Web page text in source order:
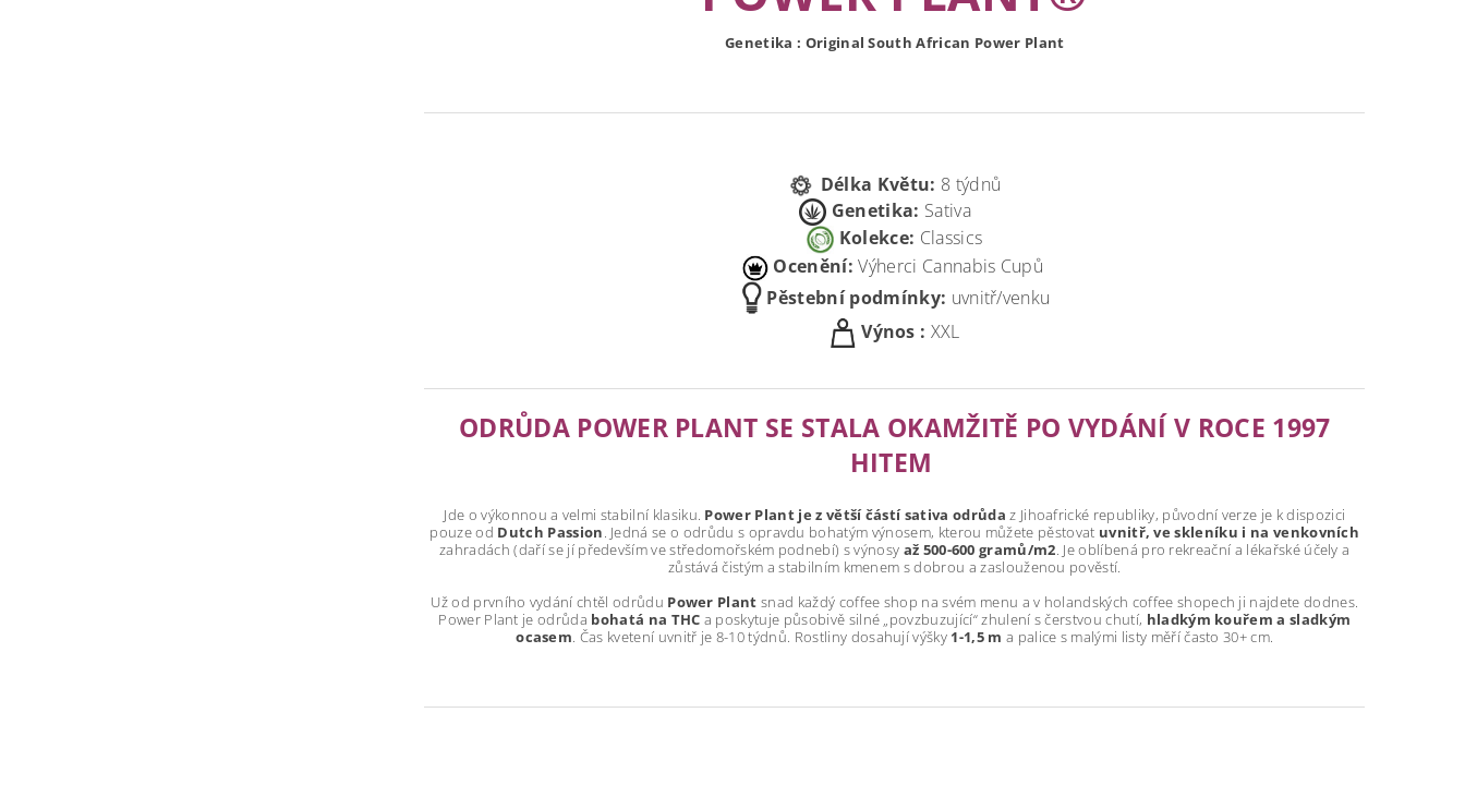
Genetika : Original South African Power Plant
Délka Květu: 8 týdnů
Genetika: Sativa
Kolekce: Classics
Ocenění:Výherci Cannabis Cupů
Pěstební podmínky: uvnitř/venku
Výnos : XXL
ODRŮDA POWER PLANT SE STALA OKAMŽITĚ PO VYDÁNÍ V ROCE 1997
HITEM
Jde o výkonnou a velmi stabilní klasiku. Power Plant je z větší částí sativa odrůda z Jihoafrické republiky, původní verze je k dispozici
pouze od Dutch Passion . Jedná se o odrůdu s opravdu bohatým výnosem, kterou můžete pěstovat uvnitř, ve skleníku i na venkovních
zahradách (daří se jí především ve středomořském podnebí) s výnosy až 500-600 gramů/m2 . Je oblíbená pro rekreační a lékařské účely a
zůstává čistým a stabilním kmenem s dobrou a zaslouženou pověstí.
Už od prvního vydání chtěl odrůdu Power Plant snad každý coffee shop na svém menu a v holandských coffee shopech ji najdete dodnes.
Power Plant je odrůda bohatá na THC a poskytuje působivě silné „povzbuzující“ zhulení s čerstvou chutí, hladkým kouřem a sladkým
ocasem . Čas kvetení uvnitř je 8-10 týdnů. Rostliny dosahují výšky 1-1,5 m a palice s malými listy měří často 30+ cm.